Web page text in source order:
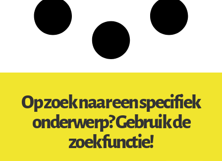
Op zoek naar een specifiek
onderwerp? Gebruik de
zoekfunctie!